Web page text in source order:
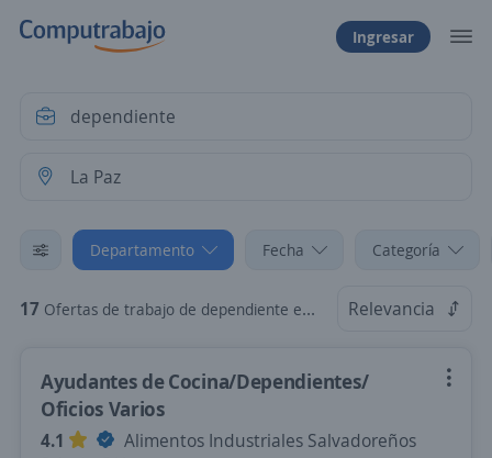
Ingresar
Departamento Fecha Categoría
17 Ofertas de trabajo de dependiente en La Paz Relevancia
Ayudantes de Cocina/Dependientes/
Oficios Varios
4.1
Alimentos Industriales Salvadoreños